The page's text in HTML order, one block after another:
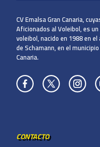
CV Emalsa Gran Canaria,
Aficionados al Voleibol, es
voleibol, nacido en 1988 en
de Schamann, en el
Canaria.
CONTACTO